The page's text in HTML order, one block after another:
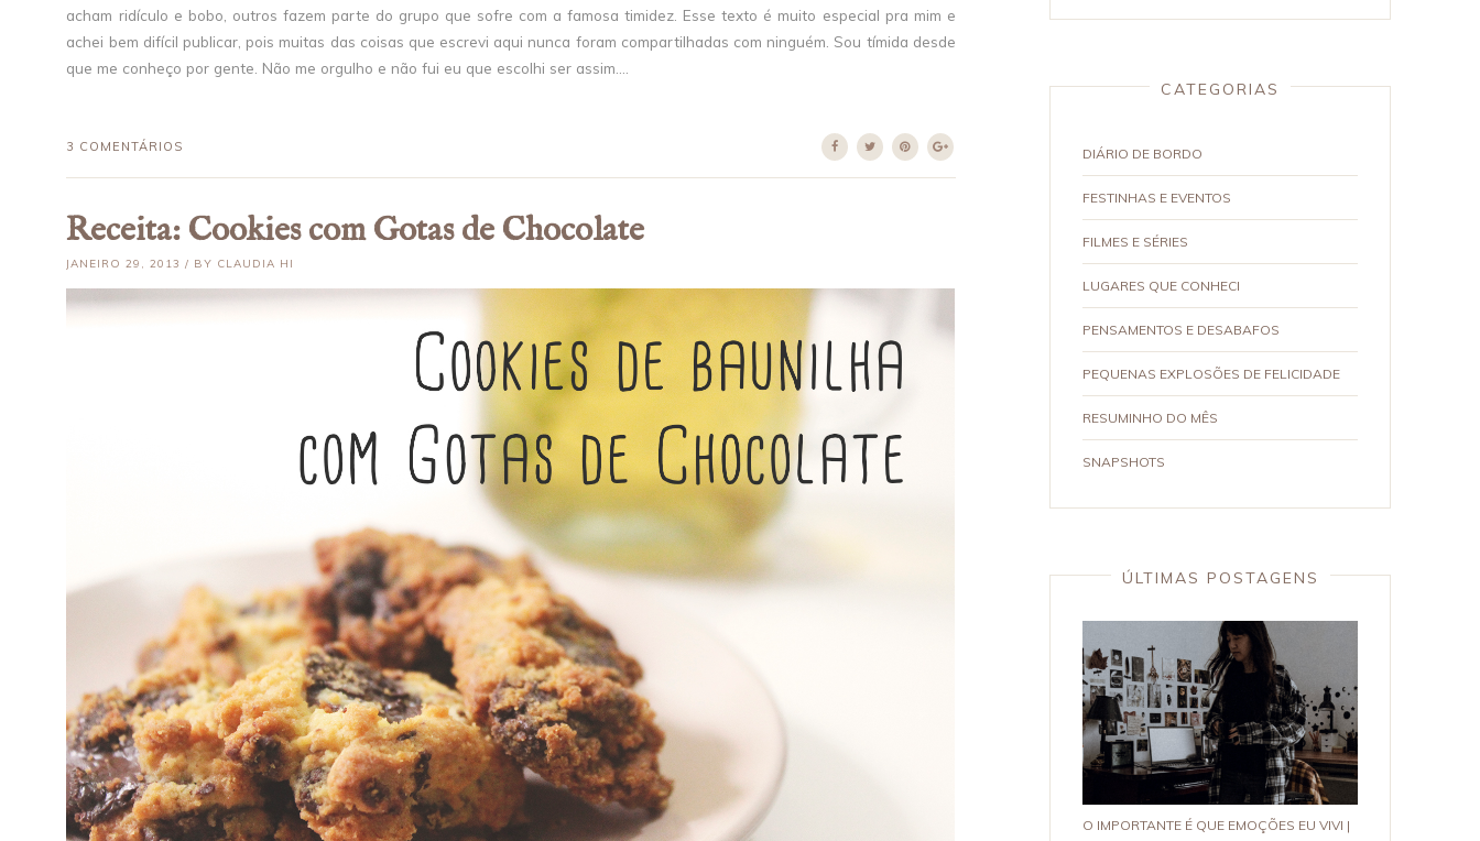
acham ridículo e bobo, outros fazem parte do grupo que sofre com a famosa timidez. Esse texto é muito especial pra mim e
achei bem difícil publicar, pois muitas das coisas que escrevi aqui nunca foram compartilhadas com ninguém. Sou tímida desde
que me conheço por gente. Não me orgulho e não fui eu que escolhi ser assim....
3 COMENTÁRIOS
Receita: Cookies com Gotas de Chocolate
JANEIRO 29, 2013 / BY CLAUDIA HI
CATEGORIAS
DIÁRIO DE BORDO
FESTINHAS E EVENTOS
FILMES E SÉRIES
LUGARES QUE CONHECI
PENSAMENTOS E DESABAFOS
PEQUENAS EXPLOSÕES DE FELICIDADE
RESUMINHO DO MÊS
SNAPSHOTS
ÚLTIMAS POSTAGENS
O IMPORTANTE É QUE EMOÇÕES EU VIVI |